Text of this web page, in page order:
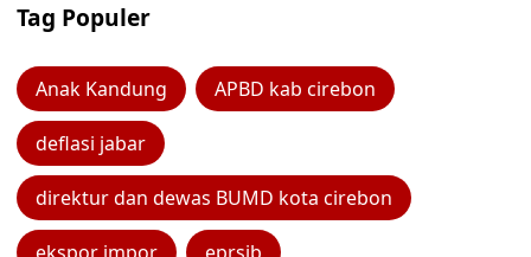
Tag Populer
Anak Kandung APBD kab cirebon
deflasi jabar
direktur dan dewas BUMD kota cirebon